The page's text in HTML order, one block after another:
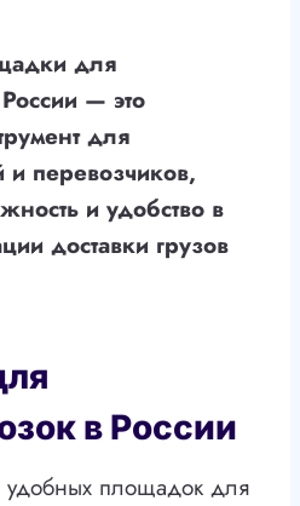
для
— это
для
и перевозчиков,
и удобство в
доставки грузов
в России
площадок для